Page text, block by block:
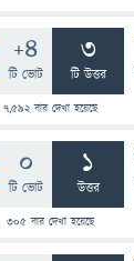
+4
টি ভোট
3
টি উত্তর
7,592বার দেখা হয়েছে
0
টি ভোট
1
উত্তর
305 বার দেখা হয়েছে